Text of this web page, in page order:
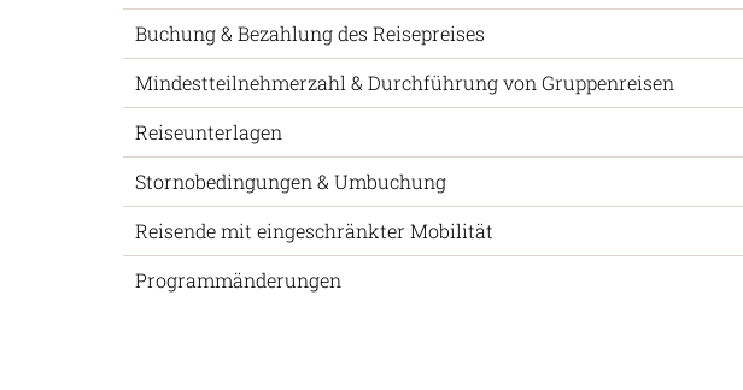
Buchung & Bezahlung des Reisepreises
Mindestteilnehmerzahl & Durchführung von Gruppenreisen
Reiseunterlagen
Stornobedingungen & Umbuchung
Reisende mit eingeschränkter Mobilität
Programmänderungen